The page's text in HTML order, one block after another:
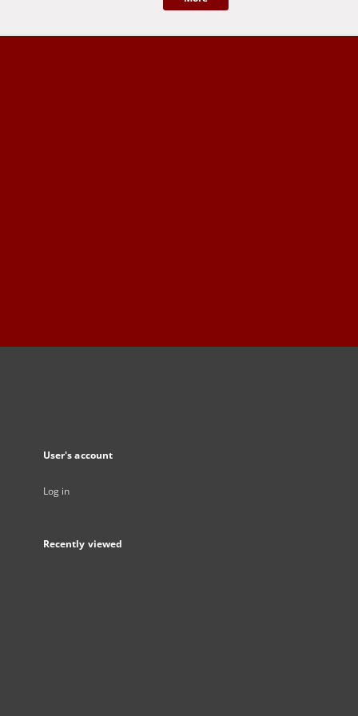
User's account
Log in
Recently viewed